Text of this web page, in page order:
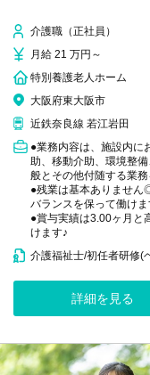
介護職（正社員）
月給 21 万円～
特別養護老人ホーム
大阪府東大阪市
近鉄奈良線 若江岩田
●業務内容は、施設内に
助、移動介助、環境整
般とその他付随する業
●残業は基本ありません
バランスを保って働けま
●賞与実績は3.00ヶ月と
けます♪
介護福祉士/初任者研修(
詳細を見る